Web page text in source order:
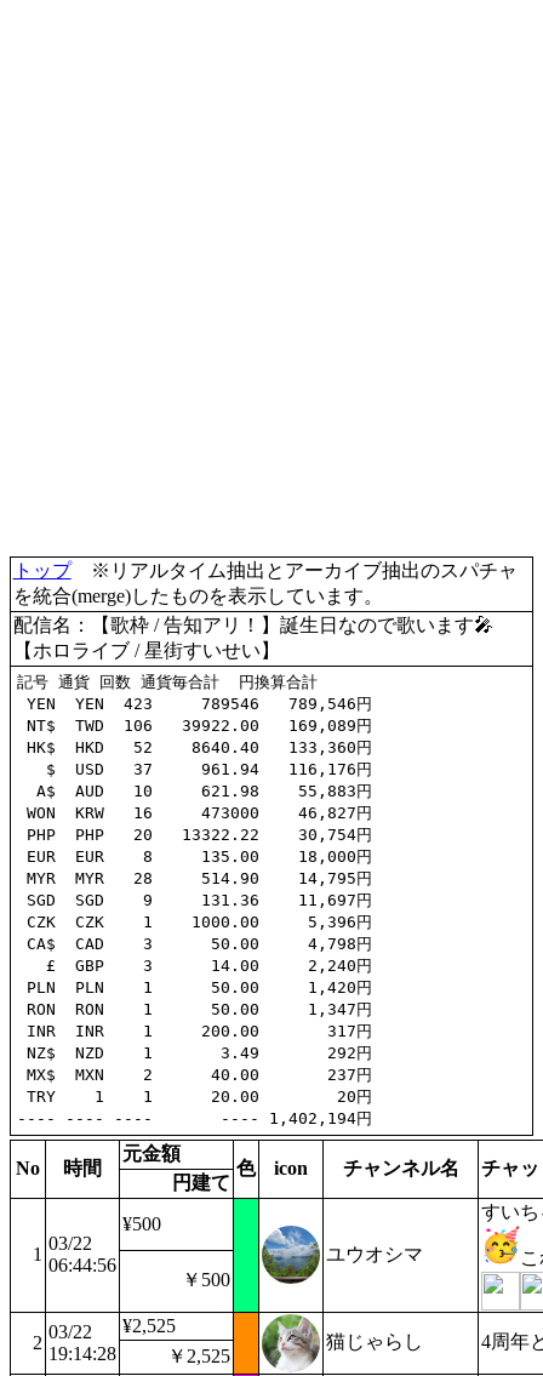
トップ※リアルタイム抽出とアーカイブ抽出のスパチャ
を統合(merge)したものを表示しています。
配信名：【歌枠 / 告知アリ！】誕生日なので歌います🎤
【ホロライブ / 星街すいせい】
記号 通貨 回数 通貨毎合計  円換算合計
YEN  YEN  423     789546   789,546円
NT$  TWD  106   39922.00   169,089円
HK$  HKD   52    8640.40   133,360円
   $  USD   37     961.94   116,176円
  A$  AUD   10     621.98    55,883円
WON  KRW   16     473000    46,827円
PHP  PHP   20   13322.22    30,754円
EUR  EUR    8     135.00    18,000円
MYR  MYR   28     514.90    14,795円
SGD  SGD    9     131.36    11,697円
CZK  CZK    1    1000.00     5,396円
CA$  CAD    3      50.00     4,798円
   £  GBP    3      14.00     2,240円
PLN  PLN    1      50.00     1,420円
RON  RON    1      50.00     1,347円
INR  INR    1     200.00       317円
NZ$  NZD    1       3.49       292円
MX$  MXN    2      40.00       237円
TRY    1    1      20.00        20円
No 時間
元金額
色 icon チャンネル名 チャッ
円建て
1
03/22
06:44:56
¥500
ユウオシマ
すい
￥500
2
03/22
19:14:28
¥2,525
猫じゃらし 4周年
￥2,525